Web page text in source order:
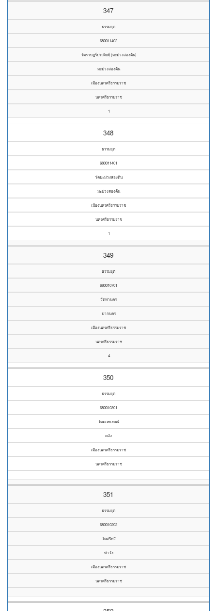
347
ธรรมยุต
680011402
วัดราษฎร์ประดิษฐ์ (มะม่วงสองต้น)
มะม่วงสองต้น
เมืองนครศรีธรรมราช
นครศรีธรรมราช
1
348
ธรรมยุต
680011401
วัดมะม่วงสองต้น
มะม่วงสองต้น
เมืองนครศรีธรรมราช
นครศรีธรรมราช
1
349
ธรรมยุต
680010701
วัดท่านคร
ปากนคร
เมืองนครศรีธรรมราช
นครศรีธรรมราช
4
350
ธรรมยุต
680010301
วัดมเหยงคณ์
คลัง
เมืองนครศรีธรรมราช
นครศรีธรรมราช
351
ธรรมยุต
680010202
วัดศรีทวี
ท่าวัง
เมืองนครศรีธรรมราช
นครศรีธรรมราช